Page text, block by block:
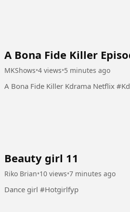
A Bona Fide Killer
MKShows•4 views•5 minutes ago
A
Beauty girl 11
Riko Brian•10 views•7 minutes ago
Dance girl #Hotgirlfyp